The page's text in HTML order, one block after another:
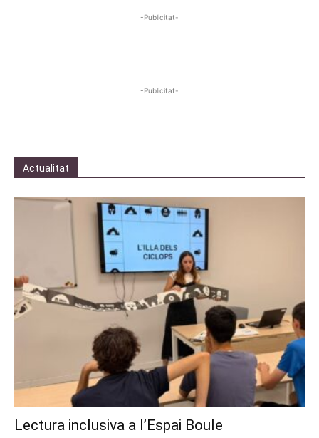
-Publicitat-
-Publicitat-
Actualitat
Lectura inclusiva a l’Espai Boule